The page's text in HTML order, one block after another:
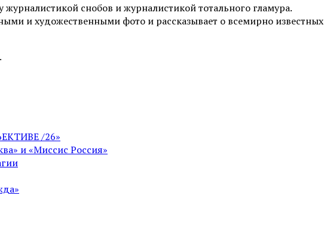
снобов и журналистикой тотального гламура.
и художественными фото и рассказывает о всемирно известных
/26»
и «Миссис Россия»